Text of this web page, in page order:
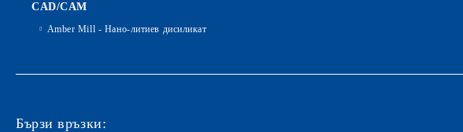
CAD/CAM
Amber Mill - Нано-литиев дисиликат
Бързи връзки: